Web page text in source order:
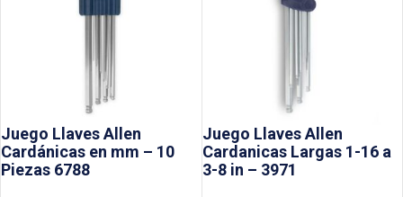
Juego Llaves Allen
Cardánicas en mm – 10
Piezas 6788
Juego Llaves Allen
Cardanicas Largas 1-16 a
3-8 in – 3971